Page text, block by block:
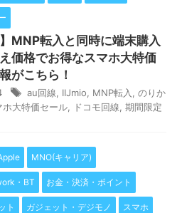
MNP転入と同時に端末購入
価格でお得なスマホ大特価
がこちら！
au回線 IIJmio MNP転入
のりか
ホ大特価セール ドコモ回線 期間限定
MNO(キャリア)
・BT お金・決済・ポイント
ト ガジェット・デジモノ スマホ